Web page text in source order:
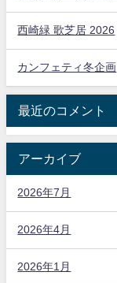
西崎緑 歌芝居 2026
カンフェティ冬企画
最近のコメント
アーカイブ
2026年7月
2026年4月
2026年1月